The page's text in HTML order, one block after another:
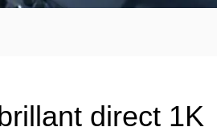
direct 1K